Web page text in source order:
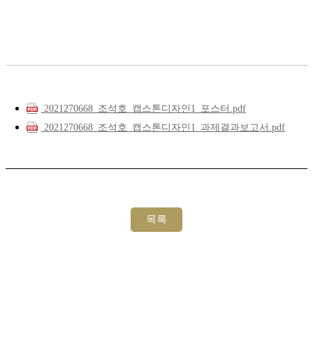
2021270668_조석호_캡스톤디자인1_포스터.pdf
2021270668_조석호_캡스톤디자인1_과제결과보고서.pdf